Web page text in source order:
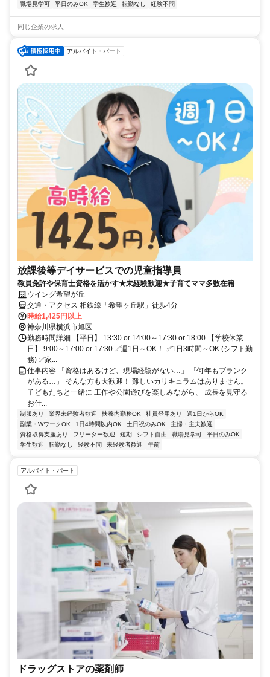
職場見学可
平日のみOK 学生歓迎 転勤なし 経験不問
同じ企業の求人
アルバイト・パート
放課後等デイサービスでの児童指導員
教員免許や保育士資格を活かす★未経験歓迎★子育てママ多数在籍
ウイング希望が丘
交通・アクセス 相鉄線「希望ヶ丘駅」徒歩4分
時給1,425円以上
神奈川県横浜市旭区
勤務時間詳細 【平日】 13:30 or 14:00～17:30 or 18:00 【学校休業
日】 9:00～17:00 or 17:30 ✅週1日～OK！ ✅1日3時間～OK (シフト勤
務) ✅家...
仕事内容 「資格はあるけど、現場経験がない…」 「何年もブランク
がある…」 そんな方も大歓迎！ 難しいカリキュラムはありません。
子どもたちと一緒に 工作や公園遊びを楽しみながら、 成長を見守る
お仕...
制服あり 業界未経験者歓迎 扶養内勤務OK 社員登用あり
週1日からOK
副業・WワークOK
1日4時間以内OK 土日祝のみOK
主婦・主夫歓迎
資格取得支援あり
フリーター歓迎 短期 シフト自由 職場見学可
平日のみOK
学生歓迎
転勤なし 経験不問 未経験者歓迎 午前
アルバイト・パート
ドラッグストアの薬剤師